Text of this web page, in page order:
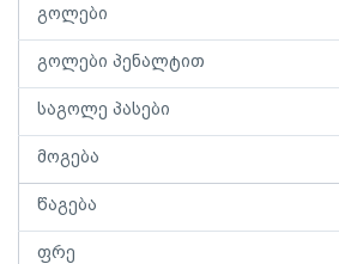
გოლები
გოლები პენალტით
საგოლე პასები
მოგება
წაგება
ფრე